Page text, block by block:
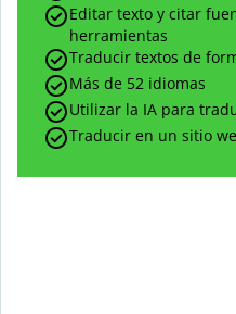
Editar texto y citar
herramientas
Traducir textos de
Más de 52 idiomas
Utilizar la IA para
Traducir en un sitio